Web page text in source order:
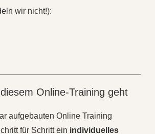
wir nicht!):
Online-Training geht
aufgebauten Online Training
für Schritt ein individuelles